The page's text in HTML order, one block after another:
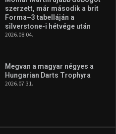
szerzett, már második a brit
Forma–3 tabelláján a
silverstone-i hétvége után
2026.08.04.
Megvan a magyar négyes a
Hungarian Darts Trophyra
2026.07.31.